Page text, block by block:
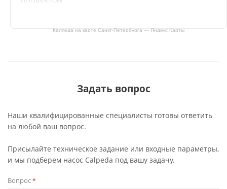
Калпеда на карте Санкт‑Петербурга — Яндекс Карты
Задать вопрос
Наши квалифицированные специалисты готовы ответить
на любой ваш вопрос.
Присылайте техническое задание или входные параметры,
и мы подберем насос Calpeda под вашу задачу.
Вопрос*